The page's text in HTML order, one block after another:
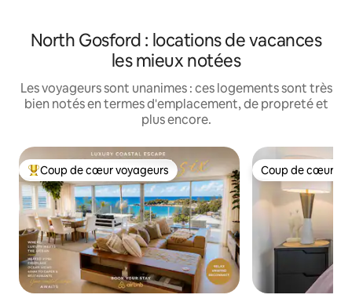
North Gosford : locations de vacances
les mieux notées
Les voyageurs sont unanimes : ces logements sont très
bien notés en termes d'emplacement, de propreté et
plus encore.
Coups de cœur voyageurs les plus appréciés
Coup de cœur voyageurs Coup de cœur
Coup de cœur